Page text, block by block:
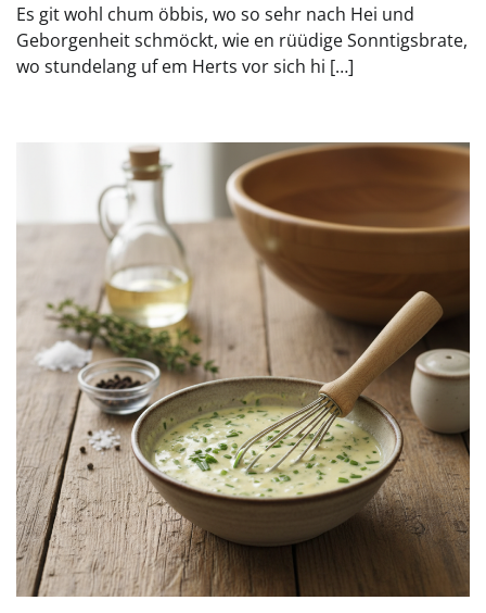
Es git wohl chum öbbis, wo so sehr nach Hei und
Geborgenheit schmöckt, wie en rüüdige Sonntigsbrate,
wo stundelang uf em Herts vor sich hi […]